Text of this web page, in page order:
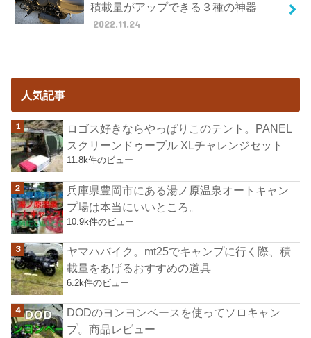
積載量がアップできる３種の神器
2022.11.24
人気記事
ロゴス好きならやっぱりこのテント。PANEL
スクリーンドゥーブル XLチャレンジセット
11.8k件のビュー
兵庫県豊岡市にある湯ノ原温泉オートキャン
プ場は本当にいいところ。
10.9k件のビュー
ヤマハバイク。mt25でキャンプに行く際、積
載量をあげるおすすめの道具
6.2k件のビュー
DODのヨンヨンベースを使ってソロキャン
プ。商品レビュー